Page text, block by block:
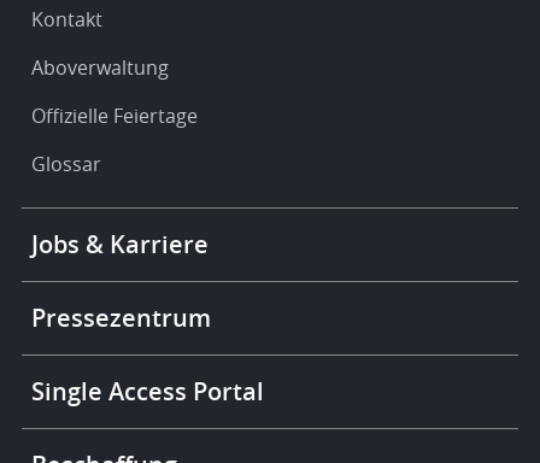
Kontakt
Aboverwaltung
Offizielle Feiertage
Glossar
More
links
Jobs & Karriere
Pressezentrum
Single Access Portal